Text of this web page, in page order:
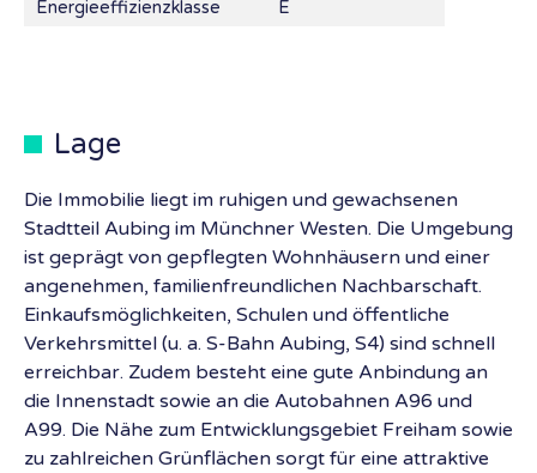
Energieeffizienzklasse
E
Lage
Die Immobilie liegt im ruhigen und gewachsenen
Stadtteil Aubing im Münchner Westen. Die Umgebung
ist geprägt von gepflegten Wohnhäusern und einer
angenehmen, familienfreundlichen Nachbarschaft.
Einkaufsmöglichkeiten, Schulen und öffentliche
Verkehrsmittel (u. a. S-Bahn Aubing, S4) sind schnell
erreichbar. Zudem besteht eine gute Anbindung an
die Innenstadt sowie an die Autobahnen A96 und
A99. Die Nähe zum Entwicklungsgebiet Freiham sowie
zu zahlreichen Grünflächen sorgt für eine attraktive